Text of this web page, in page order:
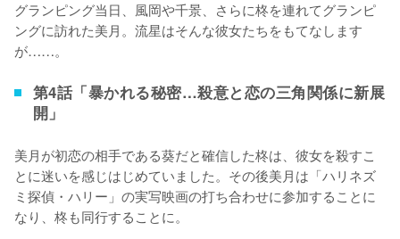
グランピング当日、風岡や千景、さらに柊を連れてグランピ
ングに訪れた美月。流星はそんな彼女たちをもてなします
が……。
第4話「暴かれる秘密…殺意と恋の三角関係に新展
開」
美月が初恋の相手である葵だと確信した柊は、彼女を殺すこ
とに迷いを感じはじめていました。その後美月は「ハリネズ
ミ探偵・ハリー」の実写映画の打ち合わせに参加することに
なり、柊も同行することに。